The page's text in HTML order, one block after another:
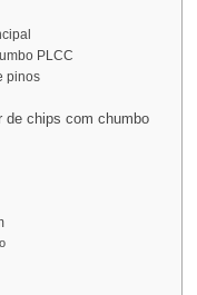
PLCC
pinos
de chips com chumbo